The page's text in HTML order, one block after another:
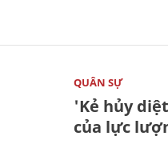
QUÂN SỰ
'Kẻ hủy
của lực